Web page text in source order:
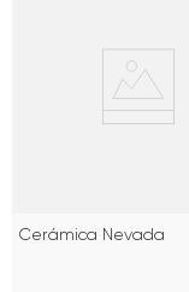
Cerámica Nevada